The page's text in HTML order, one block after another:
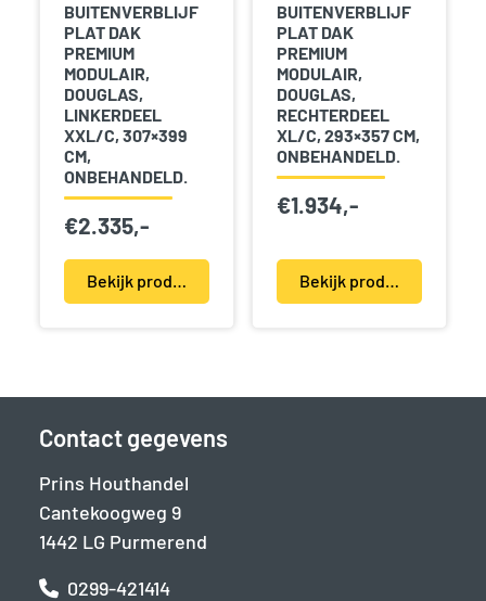
BUITENVERBLIJF
PLAT DAK
PREMIUM
MODULAIR,
DOUGLAS,
LINKERDEEL
XXL/C, 307×399
CM,
ONBEHANDELD.
€2.335,-
Bekijk product(en)
BUITENVERBLIJF
PLAT DAK
PREMIUM
MODULAIR,
DOUGLAS,
RECHTERDEEL
XL/C, 293×357 CM,
ONBEHANDELD.
€1.934,-
Bekijk product(en)
Contact gegevens
Prins Houthandel
Cantekoogweg 9
1442 LG Purmerend
0299-421414